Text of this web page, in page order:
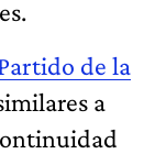
de la
a